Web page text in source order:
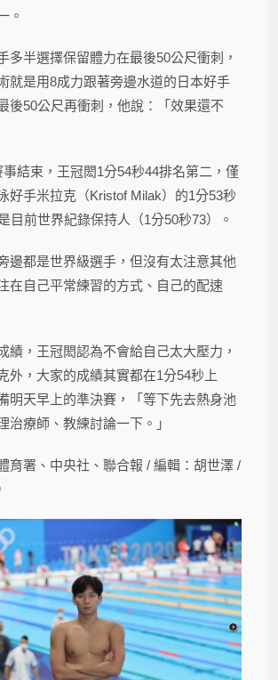
。
多半選擇保留體力在最後50公尺衝刺，
就是用8成力跟著旁邊水道的日本好手
後50公尺再衝刺，他說：「效果還不
結束，王冠閎1分54秒44排名第二，僅
好手米拉克（Kristof Milak）的1分53秒
目前世界紀錄保持人（1分50秒73）。
邊都是世界級選手，但沒有太注意其他
在自己平常練習的方式、自己的配速
績，王冠閎認為不會給自己太大壓力，
外，大家的成績其實都在1分54秒上
明天早上的準決賽，「等下先去熱身池
治療師、教練討論一下。」
育署、中央社、聯合報 / 編輯：胡世澤 /